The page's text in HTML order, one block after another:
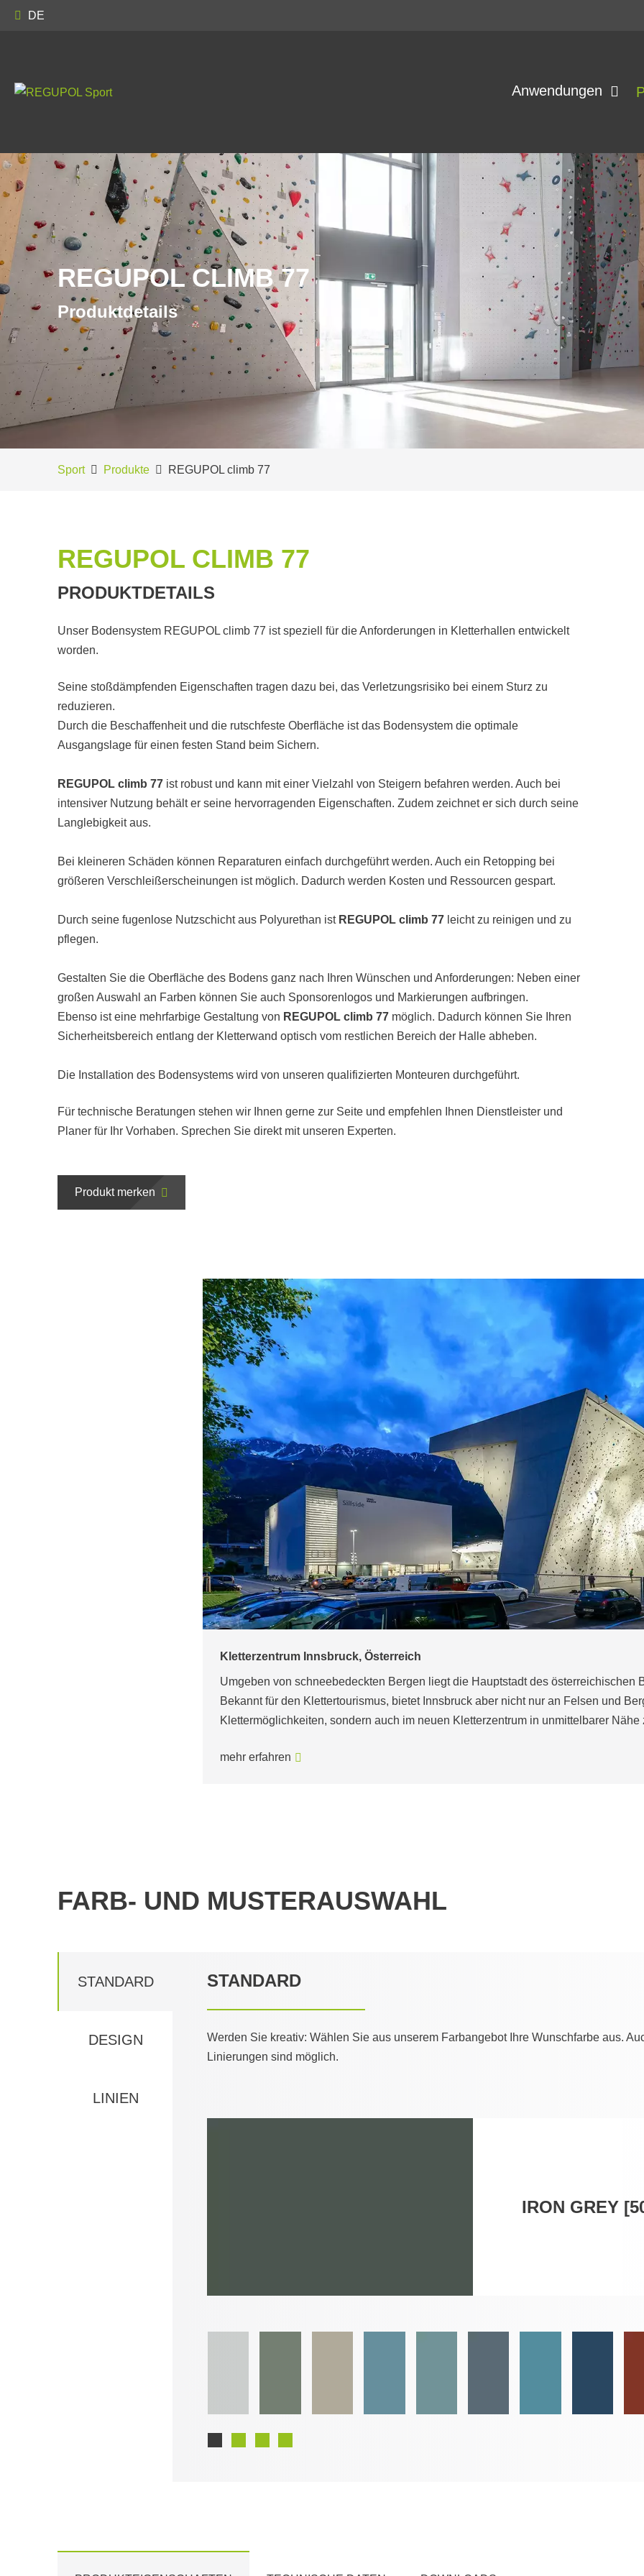
DE
Anwendungen
REGUPOL CLIMB 77
Produktdetails
Sport Produkte REGUPOL climb 77
REGUPOL CLIMB 77
PRODUKTDETAILS
Unser Bodensystem REGUPOL climb 77 ist speziell für die Anforderungen in Kletterhallen entwickelt
worden.
Seine stoßdämpfenden Eigenschaften tragen dazu bei, das Verletzungsrisiko bei einem Sturz zu
reduzieren.
Durch die Beschaffenheit und die rutschfeste Oberfläche ist das Bodensystem die optimale
Ausgangslage für einen festen Stand beim Sichern.
REGUPOL climb 77 ist robust und kann mit einer Vielzahl von Steigern befahren werden. Auch bei
intensiver Nutzung behält er seine hervorragenden Eigenschaften. Zudem zeichnet er sich durch seine
Langlebigkeit aus.
Bei kleineren Schäden können Reparaturen einfach durchgeführt werden. Auch ein Retopping bei
größeren Verschleißerscheinungen ist möglich. Dadurch werden Kosten und Ressourcen gespart.
Durch seine fugenlose Nutzschicht aus Polyurethan istREGUPOL climb 77 leicht zu reinigen und zu
pflegen.
Gestalten Sie die Oberfläche des Bodens ganz nach Ihren Wünschen und Anforderungen: Neben einer
großen Auswahl an Farben können Sie auch Sponsorenlogos und Markierungen aufbringen.
Ebenso ist eine mehrfarbige Gestaltung von REGUPOL climb 77 möglich. Dadurch können Sie Ihren
Sicherheitsbereich entlang der Kletterwand optisch vom restlichen Bereich der Halle abheben.
Die Installation des Bodensystems wird von unseren qualifizierten Monteuren durchgeführt.
Für technische Beratungen stehen wir Ihnen gerne zur Seite und empfehlen Ihnen Dienstleister und
Planer für Ihr Vorhaben. Sprechen Sie direkt mit unseren Experten.
Produkt merken
Der Weg zur sicheren Kletterhalle
Im Februar 2022 nahm das Team von „Espace Vertical“ aus Frankreich erstmals
Man war auf unsere REGUPOL climb Kletterhallenböden aufmerksam geworden
bestehende Kletterhalle mit einem Sicherheitsboden ausstatten. Neben höchsten
mehr erfahren
FARB- UND MUSTERAUSWAHL
STANDARD
DESIGN
LINIEN
STANDARD
Werden Sie kreativ: Wählen Sie aus unserem Farbangebot Ihre Wunschfarbe aus.
Linierungen sind möglich.
IRON GREY